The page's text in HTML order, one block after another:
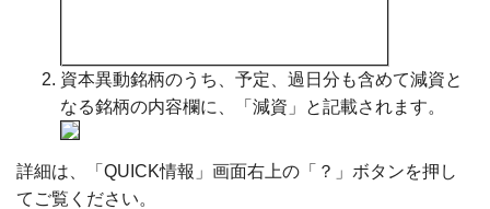
資本異動銘柄のうち、予定、過日分も含めて減資と
なる銘柄の内容欄に、「減資」と記載されます。
詳細は、「QUICK情報」画面右上の「？」ボタンを押し
てご覧ください。